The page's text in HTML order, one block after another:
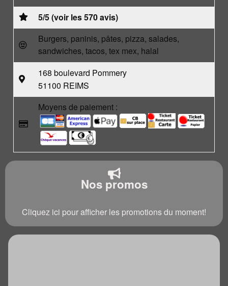
5/5 (voir les 570 avis)
Burgers, paninis, pâtes, pizza, salades,
sandwiches, tacos, tex mex, halal
168 boulevard Pommery
51100 REIMS
Moyens de paiement :
Nos promos
Cliquez ici pour afficher les promotions du moment!